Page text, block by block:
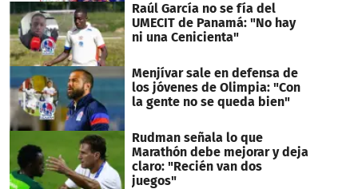
Raúl García no se fía del
UMECIT de Panamá: "No hay
ni una Cenicienta"
Menjívar sale en defensa de
los jóvenes de Olimpia: "Con
la gente no se queda bien"
Rudman señala lo que
Marathón debe mejorar y deja
claro: "Recién van dos
juegos"